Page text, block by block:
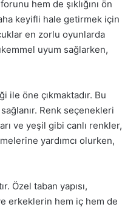
hem de şıklığını ön
keyifli hale getirmek için
en zorlu oyunlarda
uyum sağlarken,
ile öne çıkmaktadır. Bu
Renk seçenekleri
ve yeşil gibi canlı renkler,
yardımcı olurken,
Özel taban yapısı,
erkeklerin hem iç hem de